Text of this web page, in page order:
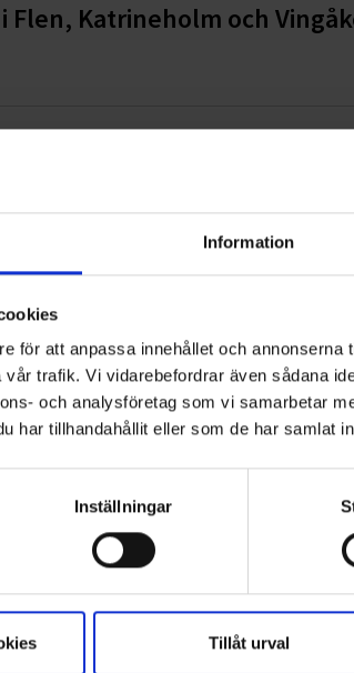
Information
för att anpassa innehållet och annonserna
trafik. Vi vidarebefordrar även sådana
och analysföretag som vi samarbetar
har tillhandahållit eller som de har samlat
Inställningar
Tillåt urval
Flen, Katrineholm och
vad gäller för företag och
mot barncancer
AB